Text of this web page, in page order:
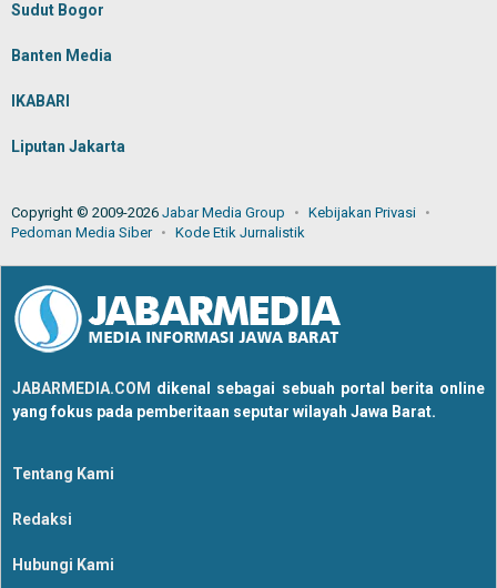
Sudut Bogor
Banten Media
IKABARI
Liputan Jakarta
Copyright © 2009-2026 Jabar Media Group
Kebijakan Privasi
Pedoman Media Siber
Kode Etik Jurnalistik
JABARMEDIA.COM dikenal sebagai sebuah portal berita online
yang fokus pada pemberitaan seputar wilayah Jawa Barat.
Tentang Kami
Redaksi
Hubungi Kami